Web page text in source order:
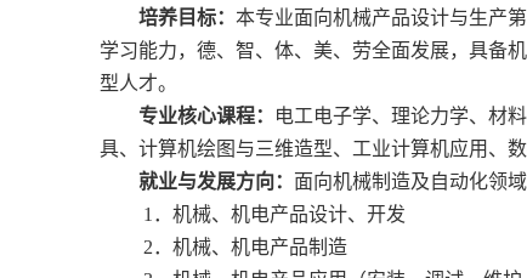
培养目标： 本专业面向机械产品设计与生产
学习能力，德、智、体、美、劳全面发展，具备
型人才。
专业核心课程：
电工电子学、理论力学、材
具、计算机绘图与三维造型、工业计算机应用、数
就业与发展方向： 面向机械制造及自动化领
1 ．机械、机电产品设计、开发
2．机械、机电产品制造